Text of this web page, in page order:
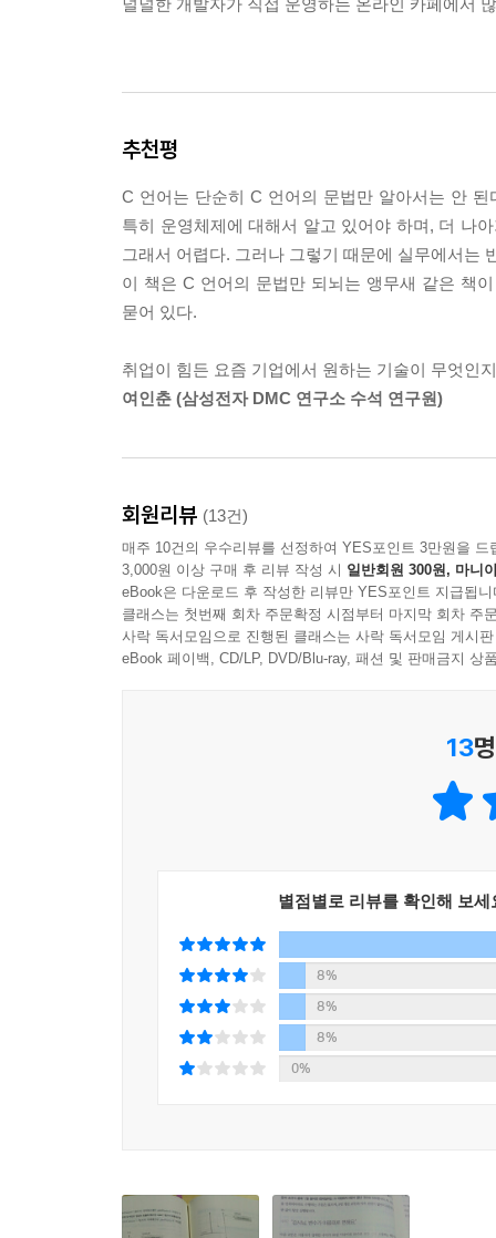
12.5.3. srand( ), rand( ) 함수
연습문제
13장. 구조체와 공용체
13.1.1. 구조체 선언 및 정의
13.1.2. 구조체 동적 할당
13.1.3. 반환자료, 매개변수 구조체
13.1.4. 구조체를 멤버로 가지는 구조체
13.1.5. 구조체 멤버 맞춤
13.3. 공용체
연습문제
14장. 파일 입출력
14.1.1. 텍스트 파일과 바이너리 파일
14.1.2. fopen( ), fclose( ) 함수
14.2. 텍스트 파일 입출력
14.2.1. fprintf( ), fscanf( ) 함수
14.2.2. fgetc( ), fputc( ) 함수
14.2.3. fgets( ), fgets_s( ), fputs( ) 함수
15장. 변수와 상수 고급 이론
15.1.1. const
15.1.2. 상수형 포인터
15.1.3. 심볼릭 상수를 만드는 또 다른 방법
15.1.4. volatile
15.2. extern 외부변수 선언
16장. 전처리기
널널한 개발자가 직접 운영하는 온라인 카페에서
추천평
C 언어는 단순히 C 언어의 문법만 알아서는 안
특히 운영체제에 대해서 알고 있어야 하며, 더 나
그래서 어렵다. 그러나 그렇기 때문에 실무에서는
이 책은 C 언어의 문법만 되뇌는 앵무새 같은 책
묻어 있다.
취업이 힘든 요즘 기업에서 원하는 기술이 무엇인
여인춘 (삼성전자 DMC 연구소 수석 연구원)
회원리뷰 (13건)
매주 10건의 우수리뷰를 선정하여 YES포인트 3만원을 드
3,000원 이상 구매 후 리뷰 작성 시 일반회원 300원, 마니
eBook은 다운로드 후 작성한 리뷰만 YES포인트 지급됩니
클래스는 첫번째 회차 주문확정 시점부터 마지막 회차 주
사락 독서모임으로 진행된 클래스는 사락 독서모임 게시
eBook 페이백, CD/LP, DVD/Blu-ray, 패션 및 판매금지 상
13
별점별로 리뷰를 확인해 보세
8%
8%
8%
0%